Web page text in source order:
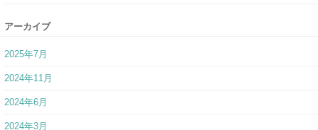
アーカイブ
2025年7月
2024年11月
2024年6月
2024年3月